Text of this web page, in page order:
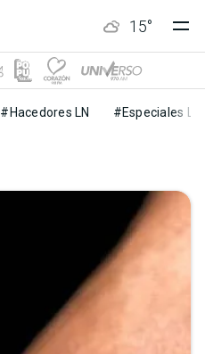
15°
#Hacedores LN #Especiales LN